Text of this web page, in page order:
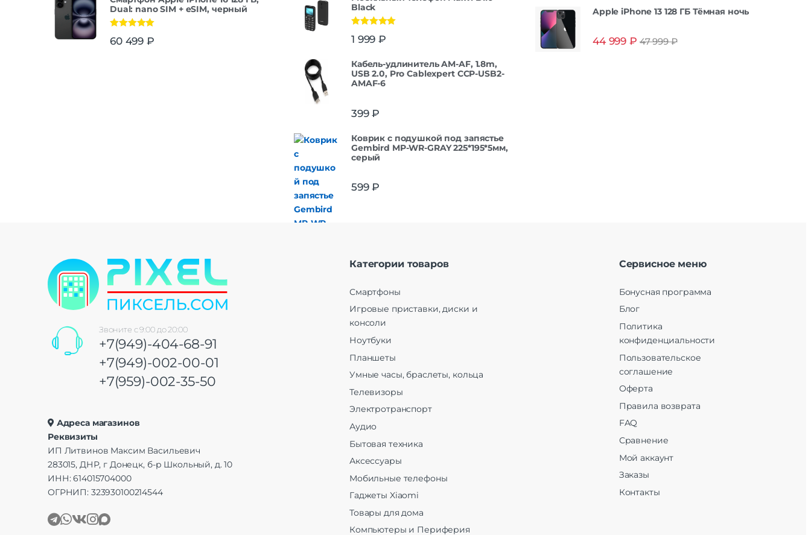
Dual: nano SIM + eSIM, черный
из 5
60 499 ₽
Black
из 5
1 999 ₽
Кабель-удлинитель AM-AF, 1.8m,
USB 2.0, Pro Cablexpert CCP-USB2-
AMAF-6
399₽
Коврик с подушкой под запястье
Gembird MP-WR-GRAY 225*195*5мм,
серый
599₽
Apple iPhone 13 128 ГБ Тёмная ночь
44 999 ₽ 47 999₽
Звоните с 9:00 до 20:00
+7(949)-404-68-91
+7(949)-002-00-01
+7(959)-002-35-50
Адреса магазинов
Реквизиты
ИП Литвинов Максим Васильевич
283015, ДНР, г Донецк, б-р Школьный, д. 10
ИНН: 614015704000
ОГРНИП: 323930100214544
Категории товаров
Смартфоны
Игровые приставки, диски и
консоли
Ноутбуки
Планшеты
Умные часы, браслеты, кольца
Телевизоры
Электротранспорт
Аудио
Бытовая техника
Аксессуары
Мобильные телефоны
Гаджеты Xiaomi
Товары для дома
Компьютеры и Периферия
Сервисное меню
Бонусная программа
Блог
Политика
конфиденциальности
Пользовательское
соглашение
Оферта
Правила возврата
FAQ
Сравнение
Мой аккаунт
Заказы
Контакты